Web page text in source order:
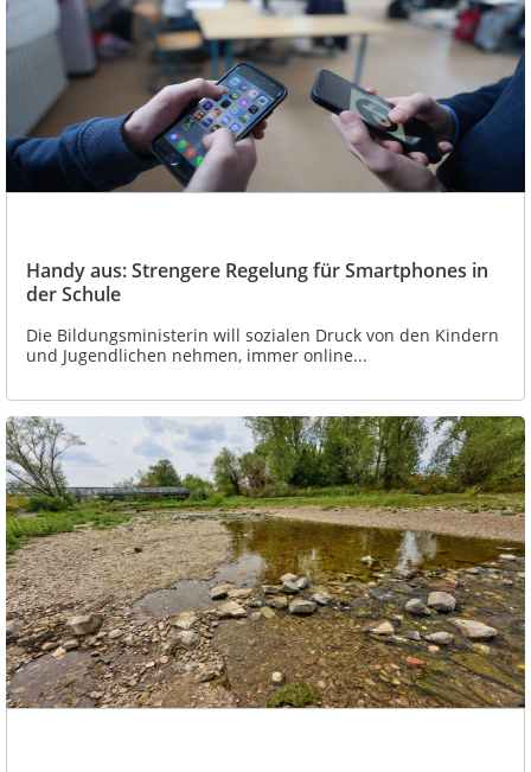
Handy aus: Strengere Regelung für Smartphones in
der Schule
Die Bildungsministerin will sozialen Druck von den Kindern
und Jugendlichen nehmen, immer online...